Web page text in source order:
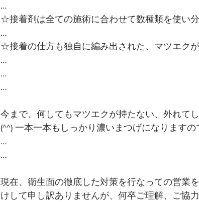
…
☆接着剤は全ての施術に合わせて数種類を使い
…
☆接着の仕方も独自に編み出された、マツエク
…
…
…
今まで、何してもマツエクが持たない、外れて
(^^) 一本一本もしっかり濃いまつげになります
…
…
現在、衛生面の徹底した対策を行なっての営業
けして申し訳ありませんが、何卒ご理解、ご協